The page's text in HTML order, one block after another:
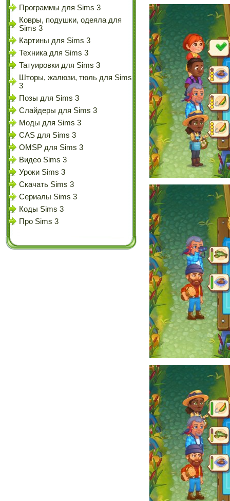
Программы для Sims 3
Ковры, подушки, одеяла для
Sims 3
Картины для Sims 3
Техника для Sims 3
Татуировки для Sims 3
Шторы, жалюзи, тюль для Sims
3
Позы для Sims 3
Слайдеры для Sims 3
Моды для Sims 3
CAS для Sims 3
OMSP для Sims 3
Видео Sims 3
Уроки Sims 3
Скачать Sims 3
Сериалы Sims 3
Коды Sims 3
Про Sims 3